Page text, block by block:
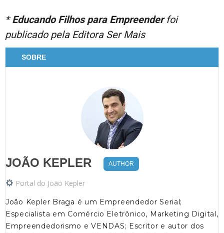
*Educando Filhos para Empreenderfoi
publicado pela Editora Ser Mais
SOBRE
JOÃO KEPLER AUTHOR
Portal do João Kepler
João Kepler Braga é um Empreendedor Serial;
Especialista em Comércio Eletrônico, Marketing Digital,
Empreendedorismo e VENDAS; Escritor e autor dos